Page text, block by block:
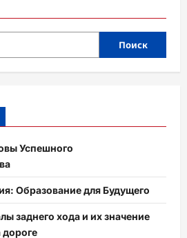
Поиск
Успешного
Образование для Будущего
заднего хода и их значение
дороге